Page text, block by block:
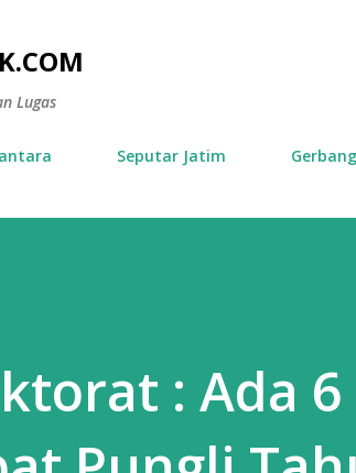
Lugas
Seputar Jatim
: Ada 6